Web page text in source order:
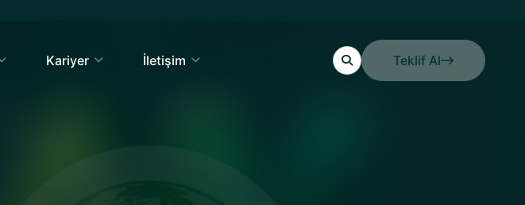
Kariyer İletişim
Teklif Al
Teklif Al